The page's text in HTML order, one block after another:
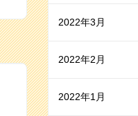
2022年3月
2022年2月
2022年1月